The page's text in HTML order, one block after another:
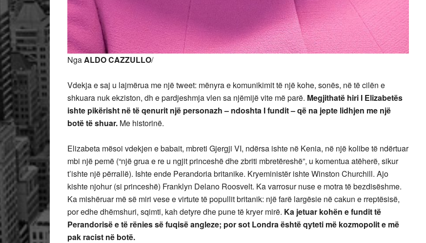
NgaALDO CAZZULLO/
Vdekja e saj u lajmërua me një tweet: mënyra e komunikimit të një kohe, sonës, në të cilën e
shkuara nuk ekziston, dh e pardjeshmja vlen sa njëmijë vite më parë. Megjithatë hiri I Elizabetës
ishte pikërisht në të qenurit një personazh – ndoshta I fundit – që na jepte lidhjen me një
botë të shuar. Me historinë.
Elizabeta mësoi vdekjen e babait, mbreti Gjergji VI, ndërsa ishte në Kenia, në një kolibe të ndërtuar
mbi një pemë (“një grua e re u ngjit princeshë dhe zbriti mbretëreshë”, u komentua atëherë, sikur
t’ishte një përrallë). Ishte ende Perandoria britanike. Kryeministër ishte Winston Churchill. Ajo
kishte njohur (si princeshë) Franklyn Delano Roosvelt. Ka varrosur nuse e motra të bezdisëshme.
Ka mishëruar më së miri vese e virtute të popullit britanik: një farë largësie në cakun e rreptësisë,
por edhe dhëmshuri, sqimti, kah detyre dhe pune të kryer mirë. Ka jetuar kohën e fundit të
Perandorisë e të rënies së fuqisë angleze; por sot Londra është qyteti më kozmopolit e më
pak racist në botë.